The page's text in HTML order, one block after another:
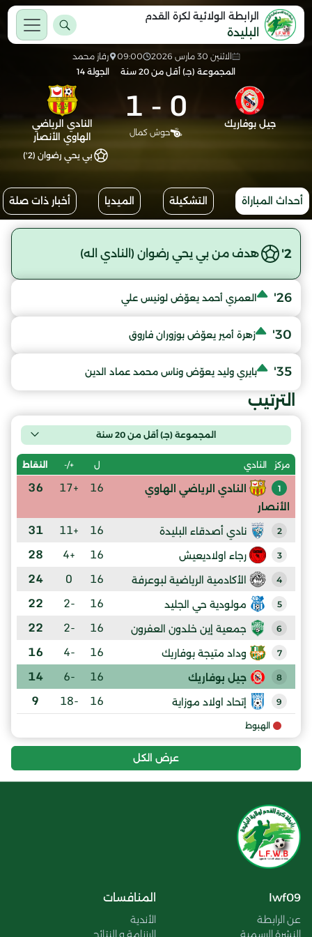
الرابطة الولائية لكرة القدم
البليدة
الاثنين 30 مارس 2026 09:00
رقاز محمد
المجموعة (جـ) أقل من 20 سنة
الجولة 14
جيل بوفاريك 0
-
1
حوش كمال
النادي الرياضي
الهاوي الأنصار
بي يحي رضوان (2')
أحداث المباراة التشكيلة الميديا أخبار ذات صلة
2' هدف من بي يحي رضوان (النادي اله)
26' العمري أحمد يعوّض لونيس علي
30' زهرة أمير يعوّض بوزوران فاروق
35' بايري وليد يعوّض وناس محمد عماد الدين
الترتيب
المجموعة (جـ) أقل من 20 سنة
مركز النادي ل +/- النقاط
1
النادي الرياضي الهاوي
الأنصار
16
+17
36
2 نادي أصدقاء البليدة 16
+11
31
3 رجاء اولاديعيش 16
+4
28
4 الأكادمية الرياضية لبوعرفة 16
0
24
5 مولودية حي الجليد 16
-2
22
6 جمعية إين خلدون العفرون 16
-2
22
7 وداد متيجة بوفاريك 16
-4
16
8 جيل بوفاريك 16
-6
14
9 إتحاد اولاد موزاية 16
-18
9
الهبوط
عرض الكل
lwf09
عن الرابطة
النشرة الرسمية
المنافسات
الأندية
الرزنامة و النتائج